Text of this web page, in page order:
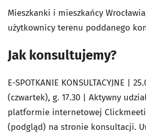
Mieszkanki i mieszkańcy
użytkownicy terenu poddanego
Jak konsultujemy?
E-SPOTKANIE KONSULTACYJNE |
(czwartek), g. 17.30 | Aktywny
platformie internetowej
(podgląd) na stronie konsultacji.